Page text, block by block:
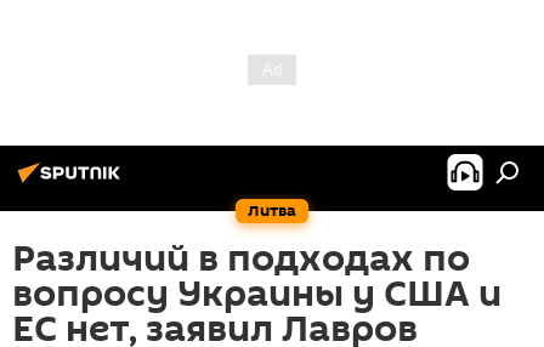
Литва
Различий в подходах по
вопросу Украины у США и
ЕС нет, заявил Лавров